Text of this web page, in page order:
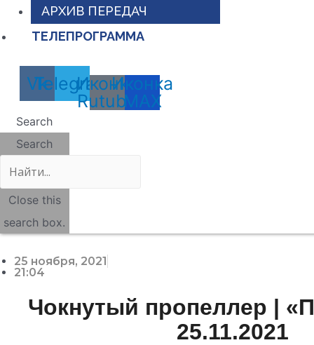
АРХИВ ПЕРЕДАЧ
ТЕЛЕПРОГРАММА
Vk
Telegram
Иконка
Rutube
Иконка
MAX
Search
Search
Close this
search box.
25 ноября, 2021
21:04
Чокнутый пропеллер |
25.11.2021